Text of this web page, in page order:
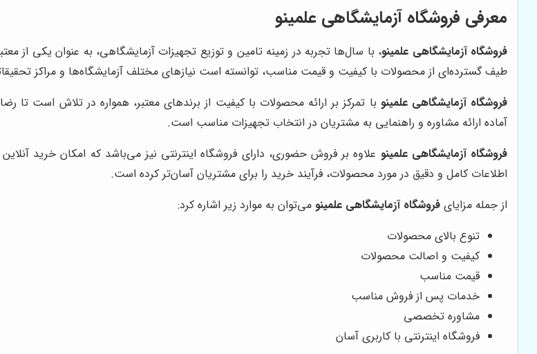
معرفی فروشگاه آزمایشگاهی علمینو
فروشگاه آزمایشگاهی علمینو، با سال‌ها تجربه در زمینه تامین و توزیع تجهیزات آزمایشگاهی، به عنوان یکی از
طیف گسترده‌ای از محصولات با کیفیت و قیمت مناسب، توانسته است نیازهای مختلف آزمایشگاه‌ها و مراکز
فروشگاه آزمایشگاهی علمینو با تمرکز بر ارائه محصولات با کیفیت از برندهای معتبر، همواره در تلاش
آماده ارائه مشاوره و راهنمایی به مشتریان در انتخاب تجهیزات مناسب است.
فروشگاه آزمایشگاهی علمینو علاوه بر فروش حضوری، دارای فروشگاه اینترنتی نیز می‌باشد که امکان خرید
اطلاعات کامل و دقیق در مورد محصولات، فرآیند خرید را برای مشتریان آسان‌تر کرده است.
از جمله مزایای فروشگاه آزمایشگاهی علمینومی‌توان به موارد زیر اشاره کرد:
تنوع بالای محصولات
کیفیت و اصالت محصولات
قیمت مناسب
خدمات پس از فروش مناسب
مشاوره تخصصی
فروشگاه اینترنتی با کاربری آسان